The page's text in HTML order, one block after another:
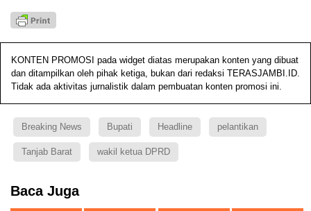
KONTEN PROMOSI pada widget diatas merupakan konten yang dibuat
dan ditampilkan oleh pihak ketiga, bukan dari redaksi TERASJAMBI.ID.
Tidak ada aktivitas jurnalistik dalam pembuatan konten promosi ini.
Breaking News Bupati Headline pelantikan
Tanjab Barat wakil ketua DPRD
Baca Juga